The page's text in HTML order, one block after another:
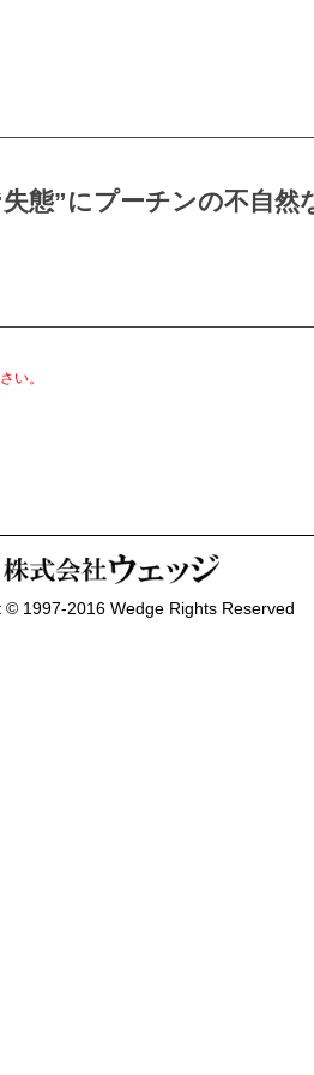
態”にプーチンの不自
い。
© 1997-2016 Wedge Rights Reserved